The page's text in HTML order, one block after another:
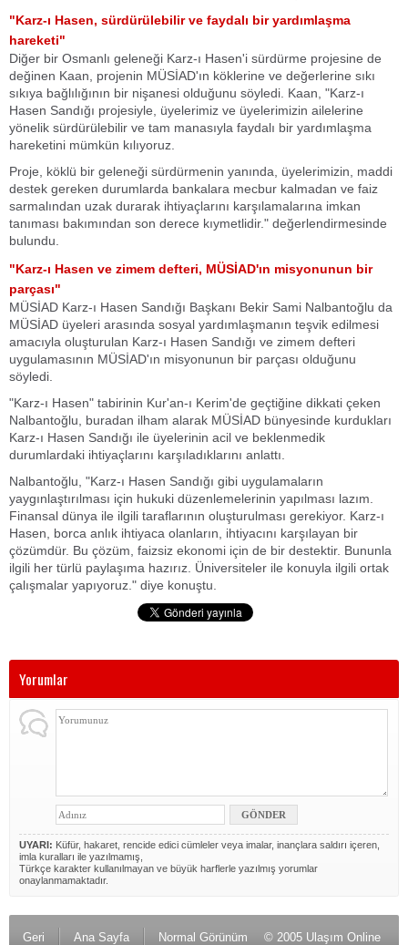
"Karz-ı Hasen, sürdürülebilir ve faydalı bir yardımlaşma
hareketi"
Diğer bir Osmanlı geleneği Karz-ı Hasen'i sürdürme projesine de
değinen Kaan, projenin MÜSİAD'ın köklerine ve değerlerine sıkı
sıkıya bağlılığının bir nişanesi olduğunu söyledi. Kaan, "Karz-ı
Hasen Sandığı projesiyle, üyelerimiz ve üyelerimizin ailelerine
yönelik sürdürülebilir ve tam manasıyla faydalı bir yardımlaşma
hareketini mümkün kılıyoruz.
Proje, köklü bir geleneği sürdürmenin yanında, üyelerimizin, maddi
destek gereken durumlarda bankalara mecbur kalmadan ve faiz
sarmalından uzak durarak ihtiyaçlarını karşılamalarına imkan
tanıması bakımından son derece kıymetlidir." değerlendirmesinde
bulundu.
"Karz-ı Hasen ve zimem defteri, MÜSİAD'ın misyonunun bir
parçası"
MÜSİAD Karz-ı Hasen Sandığı Başkanı Bekir Sami Nalbantoğlu da
MÜSİAD üyeleri arasında sosyal yardımlaşmanın teşvik edilmesi
amacıyla oluşturulan Karz-ı Hasen Sandığı ve zimem defteri
uygulamasının MÜSİAD'ın misyonunun bir parçası olduğunu
söyledi.
"Karz-ı Hasen" tabirinin Kur'an-ı Kerim'de geçtiğine dikkati çeken
Nalbantoğlu, buradan ilham alarak MÜSİAD bünyesinde kurdukları
Karz-ı Hasen Sandığı ile üyelerinin acil ve beklenmedik
durumlardaki ihtiyaçlarını karşıladıklarını anlattı.
Nalbantoğlu, "Karz-ı Hasen Sandığı gibi uygulamaların
yaygınlaştırılması için hukuki düzenlemelerinin yapılması lazım.
Finansal dünya ile ilgili taraflarının oluşturulması gerekiyor. Karz-ı
Hasen, borca anlık ihtiyaca olanların, ihtiyacını karşılayan bir
çözümdür. Bu çözüm, faizsiz ekonomi için de bir destektir. Bununla
ilgili her türlü paylaşıma hazırız. Üniversiteler ile konuyla ilgili ortak
çalışmalar yapıyoruz." diye konuştu.
Yorumlar
UYARI: Küfür, hakaret, rencide edici cümleler veya imalar, inançlara saldırı içeren,
imla kuralları ile yazılmamış,
Türkçe karakter kullanılmayan ve büyük harflerle yazılmış yorumlar
onaylanmamaktadır.
Geri Ana Sayfa Normal Görünüm © 2005 Ulaşım Online